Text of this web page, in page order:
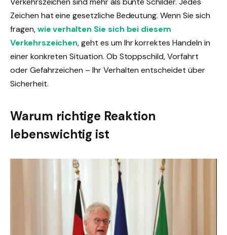
Zeichen hat eine gesetzliche Bedeutung. Wenn Sie sich
fragen,wie verhalten Sie sich bei diesem
Verkehrszeichen, geht es um Ihr korrektes Handeln in
einer konkreten Situation. Ob Stoppschild, Vorfahrt
oder Gefahrzeichen – Ihr Verhalten entscheidet über
Sicherheit.
Warum richtige Reaktion
lebenswichtig ist